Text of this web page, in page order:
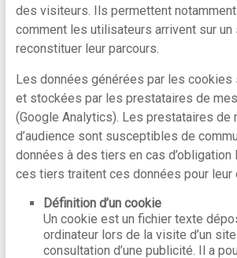
des visiteurs. Ils permettent
comment les utilisateurs arrivent sur un
reconstituer leur parcours.
Les données générées par les
et stockées par les prestataires de
(Google Analytics). Les prestataires de
d’audience sont susceptibles de
données à des tiers en cas d’obligation
ces tiers traitent ces données pour leur
Définition d’un cookie
Un cookie est un fichier texte
ordinateur lors de la visite d’un
consultation d’une publicité. Il a